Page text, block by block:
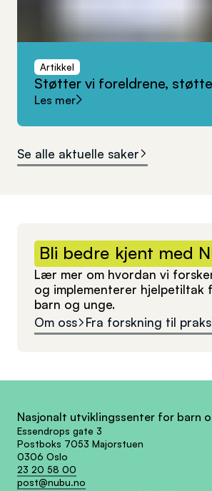
Artikkel
Støtter vi foreldrene,
Les mer
Se alle aktuelle saker
Bli bedre kjent med
Lær mer om hvordan vi
og implementerer hjelpetiltak
barn og unge.
Om oss
Fra forskning til
Nasjonalt utviklingssenter for barn
Essendrops gate 3
Postboks 7053 Majorstuen
0306 Oslo
23 20 58 00
post@nubu.no